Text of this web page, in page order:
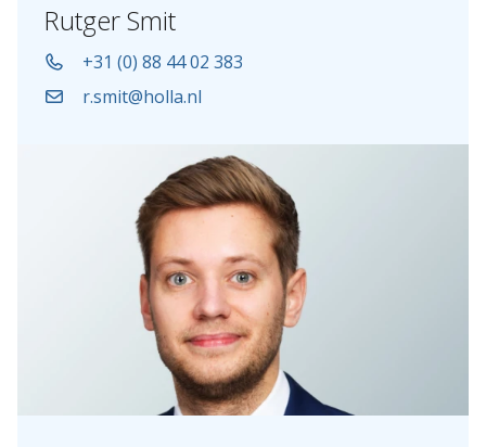
Rutger Smit
+31 (0) 88 44 02 383
r.smit@holla.nl